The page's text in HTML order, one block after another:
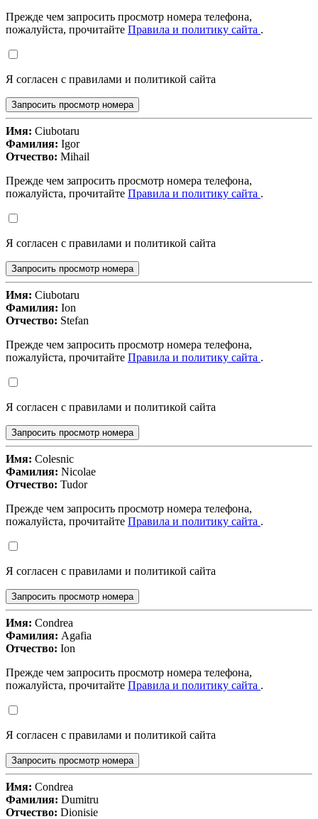
Прежде чем запросить просмотр номера телефона,
пожалуйста, прочитайте Правила и политику сайта .
Я согласен с правилами и политикой сайта
Запросить просмотр номера
Имя: Ciubotaru
Фамилия: Igor
Отчество: Mihail
Прежде чем запросить просмотр номера телефона,
пожалуйста, прочитайте Правила и политику сайта .
Я согласен с правилами и политикой сайта
Запросить просмотр номера
Имя: Ciubotaru
Фамилия: Ion
Отчество: Stefan
Прежде чем запросить просмотр номера телефона,
пожалуйста, прочитайте Правила и политику сайта .
Я согласен с правилами и политикой сайта
Запросить просмотр номера
Имя: Colesnic
Фамилия: Nicolae
Отчество: Tudor
Прежде чем запросить просмотр номера телефона,
пожалуйста, прочитайте Правила и политику сайта .
Я согласен с правилами и политикой сайта
Запросить просмотр номера
Имя: Condrea
Фамилия: Agafia
Отчество: Ion
Прежде чем запросить просмотр номера телефона,
пожалуйста, прочитайте Правила и политику сайта .
Я согласен с правилами и политикой сайта
Запросить просмотр номера
Имя: Condrea
Фамилия: Dumitru
Отчество: Dionisie